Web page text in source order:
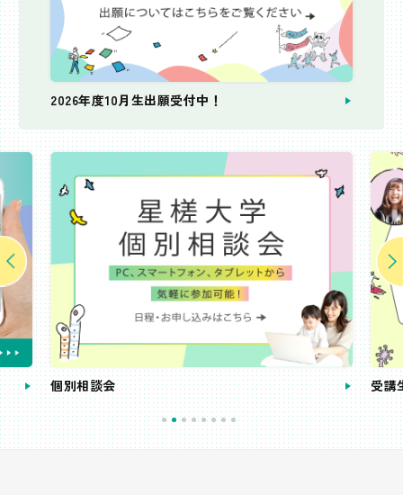
2026年度10月生出願受付中！
個別相談会 受講